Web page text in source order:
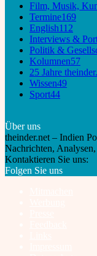
Film, Musik,
Termine169
English112
Interviews &
Politik &
Kolumnen57
25 Jahre
Wissen49
Sport44
Über uns
theinder.net – Indien
Nachrichten,
Kontaktieren Sie uns:
Folgen Sie uns